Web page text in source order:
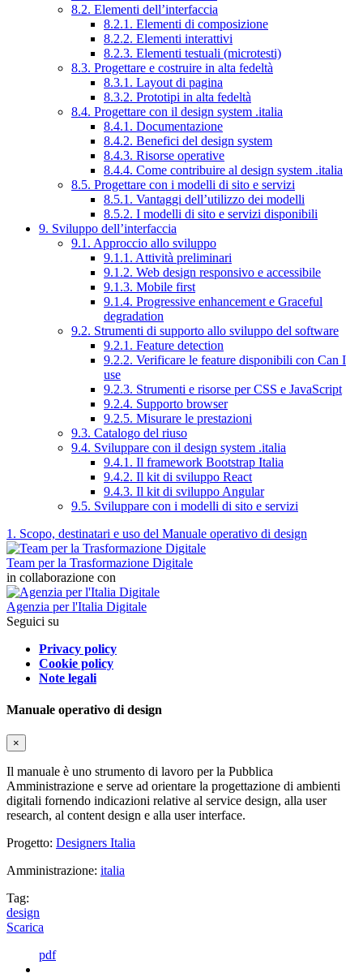
8.2. Elementi dell’interfaccia
8.2.1. Elementi di composizione
8.2.2. Elementi interattivi
8.2.3. Elementi testuali (microtesti)
8.3. Progettare e costruire in alta fedeltà
8.3.1. Layout di pagina
8.3.2. Prototipi in alta fedeltà
8.4. Progettare con il design system .italia
8.4.1. Documentazione
8.4.2. Benefici del design system
8.4.3. Risorse operative
8.4.4. Come contribuire al design system .italia
8.5. Progettare con i modelli di sito e servizi
8.5.1. Vantaggi dell’utilizzo dei modelli
8.5.2. I modelli di sito e servizi disponibili
9. Sviluppo dell’interfaccia
9.1. Approccio allo sviluppo
9.1.1. Attività preliminari
9.1.2. Web design responsivo e accessibile
9.1.3. Mobile first
9.1.4. Progressive enhancement e Graceful
degradation
9.2. Strumenti di supporto allo sviluppo del software
9.2.1. Feature detection
9.2.2. Verificare le feature disponibili con Can I
use
9.2.3. Strumenti e risorse per CSS e JavaScript
9.2.4. Supporto browser
9.2.5. Misurare le prestazioni
9.3. Catalogo del riuso
9.4. Sviluppare con il design system .italia
9.4.1. Il framework Bootstrap Italia
9.4.2. Il kit di sviluppo React
9.4.3. Il kit di sviluppo Angular
9.5. Sviluppare con i modelli di sito e servizi
1. Scopo, destinatari e uso del Manuale operativo di design
Team per la Trasformazione Digitale
in collaborazione con
Agenzia per l'Italia Digitale
Seguici su
Privacy policy
Cookie policy
Note legali
Manuale operativo di design
×
Il manuale è uno strumento di lavoro per la Pubblica
Amministrazione e serve ad orientare la progettazione di ambienti
digitali fornendo indicazioni relative al service design, alla user
research, al content design e alla user interface.
Progetto: Designers Italia
Amministrazione: italia
Tag:
design
Scarica
pdf